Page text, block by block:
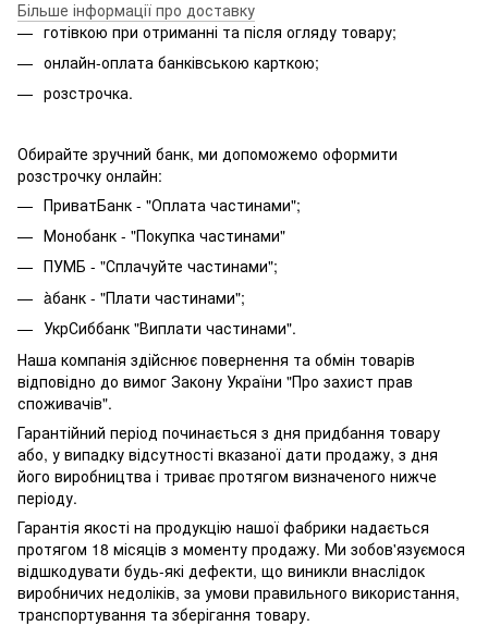
Більше інформації про доставку
готівкою при отриманні та після огляду товару;
онлайн-оплата банківською карткою;
розстрочка.
Обирайте зручний банк, ми допоможемо оформити
розстрочку онлайн:
ПриватБанк - "Оплата частинами";
Монобанк - "Покупка частинами"
ПУМБ - "Сплачуйте частинами";
àбанк - "Плати частинами";
УкрСиббанк "Виплати частинами".
Наша компанія здійснює повернення та обмін товарів
відповідно до вимог Закону України "Про захист прав
споживачів".
Гарантійний період починається з дня придбання товару
або, у випадку відсутності вказаної дати продажу, з дня
його виробництва і триває протягом визначеного нижче
періоду.
Гарантія якості на продукцію нашої фабрики надається
протягом 18 місяців з моменту продажу. Ми зобов'язуємося
відшкодувати будь-які дефекти, що виникли внаслідок
виробничих недоліків, за умови правильного використання,
транспортування та зберігання товару.